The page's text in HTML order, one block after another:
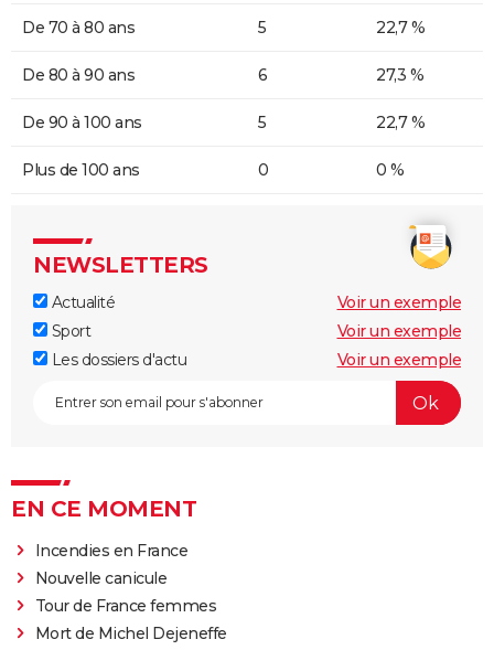
De 70 à 80 ans 5 22,7 %
De 80 à 90 ans 6 27,3 %
De 90 à 100 ans 5 22,7 %
Plus de 100 ans 0 0 %
NEWSLETTERS
Actualité
Voir un exemple
Sport
Voir un exemple
Les dossiers d'actu
Voir un exemple
EN CE MOMENT
Incendies en France
Nouvelle canicule
Tour de France femmes
Mort de Michel Dejeneffe